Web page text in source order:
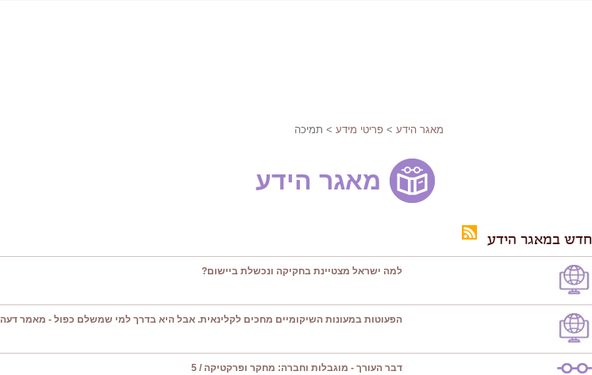
מאגר הידע > פריטי מידע > תמיכה
מאגר הידע
חדש במאגר הידע
למה ישראל מצטיינת בחקיקה ונכשלת ביישום?
הפעוטות במעונות השיקומיים מחכים לקלינאית. אבל היא בדרך למי שמשלם כפול - מאמר דעה
דבר העורך - מוגבלות וחברה: מחקר ופרקטיקה / 5